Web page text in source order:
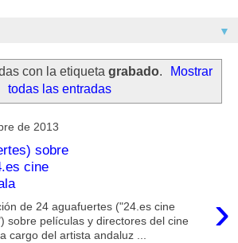
▼
con la etiqueta grabado.
Mostrar
todas las entradas
de 2013
sobre
cine
›
de 24 aguafuertes ("24.es cine
sobre películas y directores del cine
cargo del artista andaluz ...